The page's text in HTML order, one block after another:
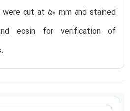
were cut at 50 mm and stained
eosin for verification of